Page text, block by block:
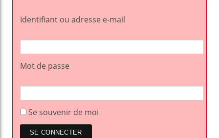
Identifiant ou adresse e-mail
Mot de passe
Se souvenir de moi